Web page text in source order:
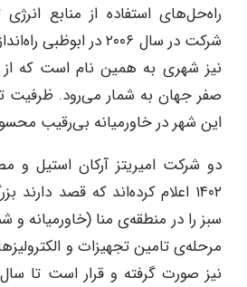
راه‌حل‌های استفاده از منابع
شرکت در سال ۲۰۰۶ در
نیز شهری به همین نام است که از
صفر جهان به شمار می‌رود. ظرفیت
این شهر در خاورمیانه بی‌رقیب
دو شرکت امیریتز آرکان استیل و
۱۴۰۲ اعلام کرده‌اند که قصد دارند
سبز را در منطقه‌ی منا (خاورمیانه و
مرحله‌ی تامین تجهیزات و